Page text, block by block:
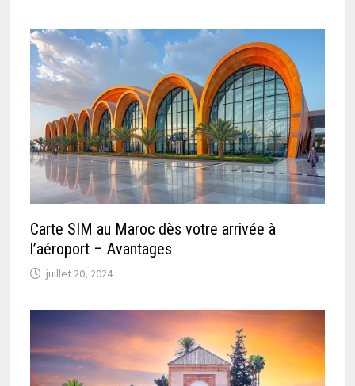
Carte SIM au Maroc dès votre arrivée à
l’aéroport – Avantages
juillet 20, 2024